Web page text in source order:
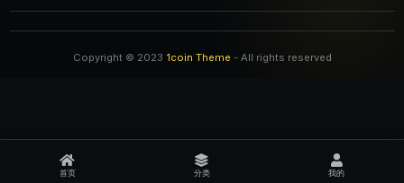
推广计划
TG：@feimao2024 QQ：3261605442 微信：moto001com 新浪微博：不
Copyright © 2023 1coin Theme - All rights reserved
首页 分类 我的